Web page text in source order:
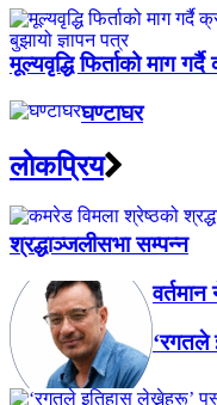
मूल्यवृद्धि फिर्ताको माग
घण्टाघर
लाेकप्रिय
श्रद्धाञ्जलीसभा सम्पन्न
‘रगतले